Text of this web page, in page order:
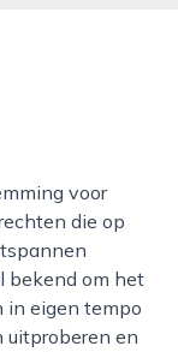
die op
bekend om het
in eigen tempo
uitproberen en